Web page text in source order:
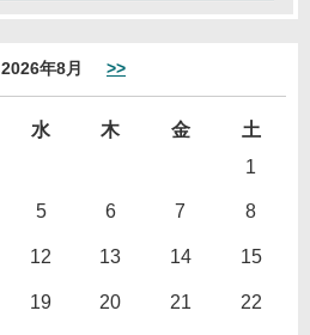
2026年8月 >>
水 木 金
土
1
5 6 7 8
12 13 14 15
19 20 21 22